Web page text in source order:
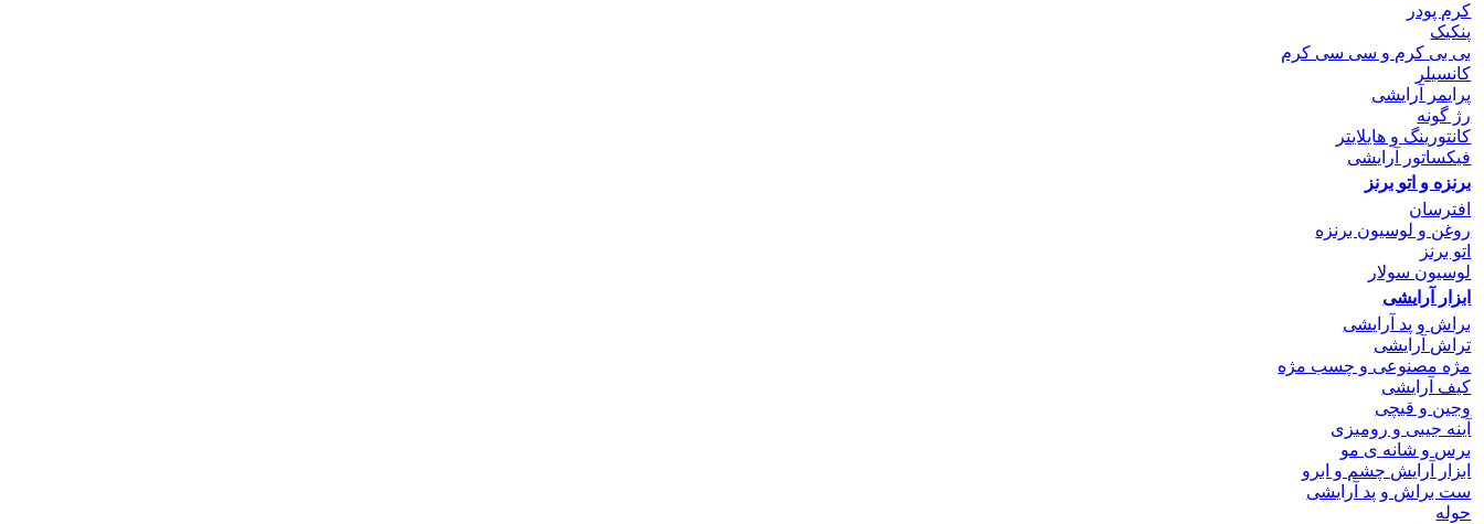
کرم پودر
پنکیک
بی بی کرم و سی سی کرم
کانسیلر
پرایمر آرایشی
رژ گونه
کانتورینگ و هایلایتر
فیکساتور آرایشی
برنزه و اتو برنز
افترسان
روغن و لوسیون برنزه
اتو برنز
لوسیون سولار
ابزار آرایشی
براش و پد آرایشی
تراش آرایشی
مژه مصنوعی و چسب مژه
کیف آرایشی
وجین و قیچی
آینه جیبی و رومیزی
برس و شانه ی مو
ابزار آرایش چشم و ابرو
ست براش و پد آرایشی
حوله